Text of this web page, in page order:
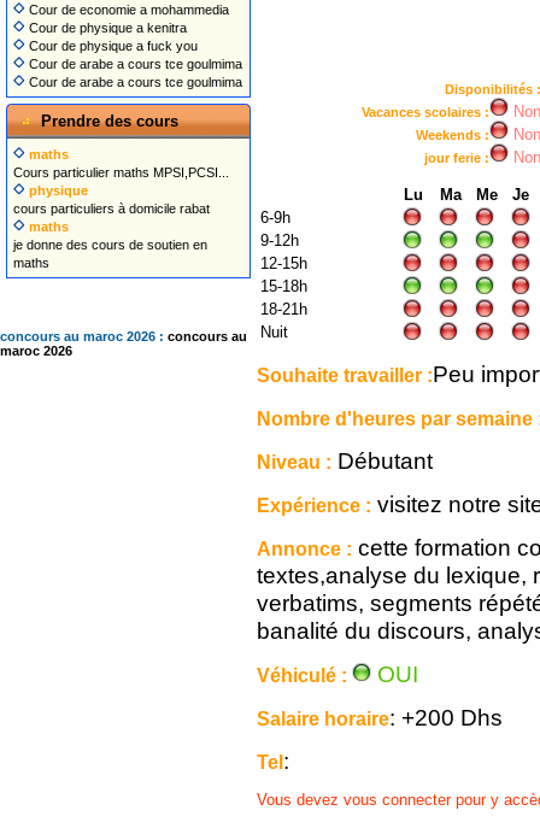
Cour de economie a mohammedia
Cour de physique a kenitra
Cour de physique a fuck you
Cour de arabe a cours tce goulmima
Cour de arabe a cours tce goulmima
Prendre des cours
maths
Cours particulier maths MPSI,PCSI...
physique
cours particuliers à domicile rabat
maths
je donne des cours de soutien en
maths
concours au maroc 2026 : concours au
maroc 2026
Disponibilités :
Vacances scolaires :
Non
Weekends : Non
jour ferie : Non
Lu Ma Me
Je
6-9h
9-12h
12-15h
15-18h
18-21h
Nuit
Souhaite travailler :Peu
Nombre d'heures par semaine
Niveau : Débutant
Expérience : visitez notre
Annonce : cette formation
textes,analyse du lexique,
verbatims, segments
banalité du discours,
Véhiculé : OUI
Salaire horaire: +200 Dhs
Tel:
Vous devez vous connecter pour y